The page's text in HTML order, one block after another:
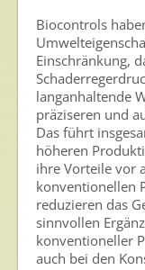
Biocontrols
Einschränkung,
langanhaltende
präziseren und
Das führt
höheren
ihre Vorteile vor
konventionellen
reduzieren das
sinnvollen
konventioneller
auch bei den